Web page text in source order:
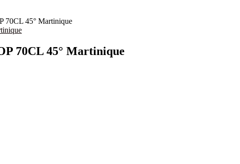
70CL 45° Martinique
70CL 45° Martinique